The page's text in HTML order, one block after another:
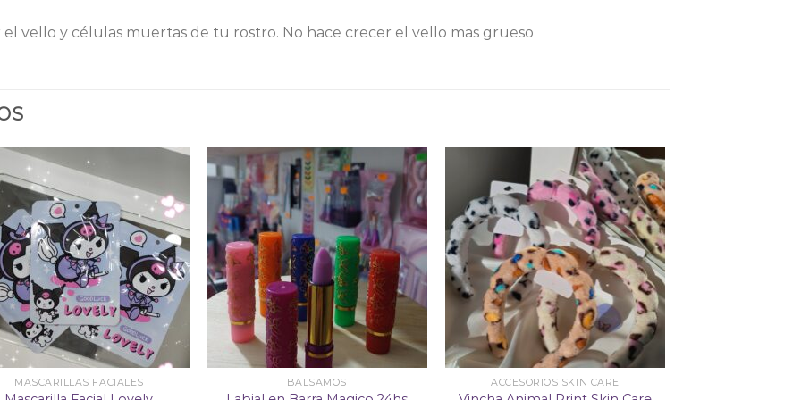
el vello y células muertas de tu rostro. No hace crecer el vello mas grueso
Añadir
a la
lista
de
deseos
MASCARILLAS FACIALES
Añadir
a la
lista
de
deseos
BALSAMOS
Añadir
a la
lista
de
deseos
ACCESORIOS SKIN CARE